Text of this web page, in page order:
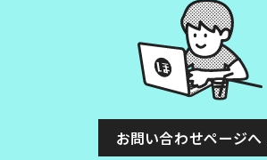
お問い合わせページへ